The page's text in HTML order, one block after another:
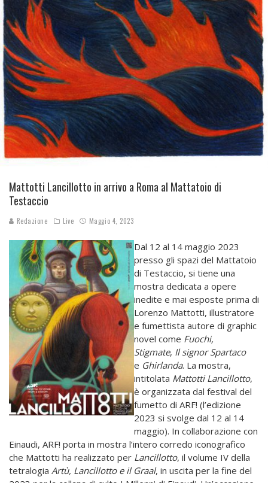
Mattotti Lancillotto in arrivo a Roma al Mattatoio di
Testaccio
Redazione Live Maggio 4, 2023
Dal 12 al 14 maggio 2023
presso gli spazi del Mattatoio
di Testaccio, si tiene una
mostra dedicata a opere
inedite e mai esposte prima di
Lorenzo Mattotti, illustratore
e fumettista autore di graphic
novel come Fuochi,
Stigmate, Il signor Spartaco
e Ghirlanda. La mostra,
intitolata Mattotti Lancillotto,
è organizzata dal festival del
fumetto di ARF! (l’edizione
2023 si svolge dal 12 al 14
maggio). In collaborazione con
Einaudi, ARF! porta in mostra l’intero corredo iconografico
che Mattotti ha realizzato per Lancillotto, il volume IV della
tetralogia Artù, Lancillotto e il Graal, in uscita per la fine del